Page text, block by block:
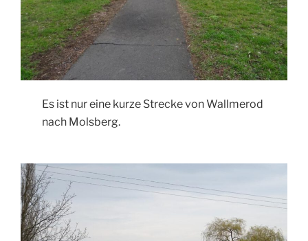
Es ist nur eine kurze Strecke von Wallmerod
nach Molsberg.